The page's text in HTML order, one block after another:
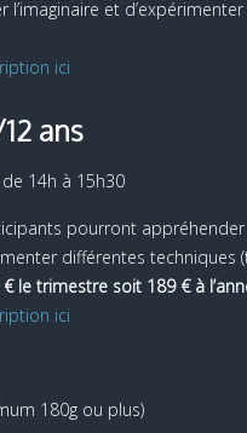
et
ici
ans
14h à 15h30
pourront
différentes
€ le trimestre soit 189 € à
ici
180g ou plus)